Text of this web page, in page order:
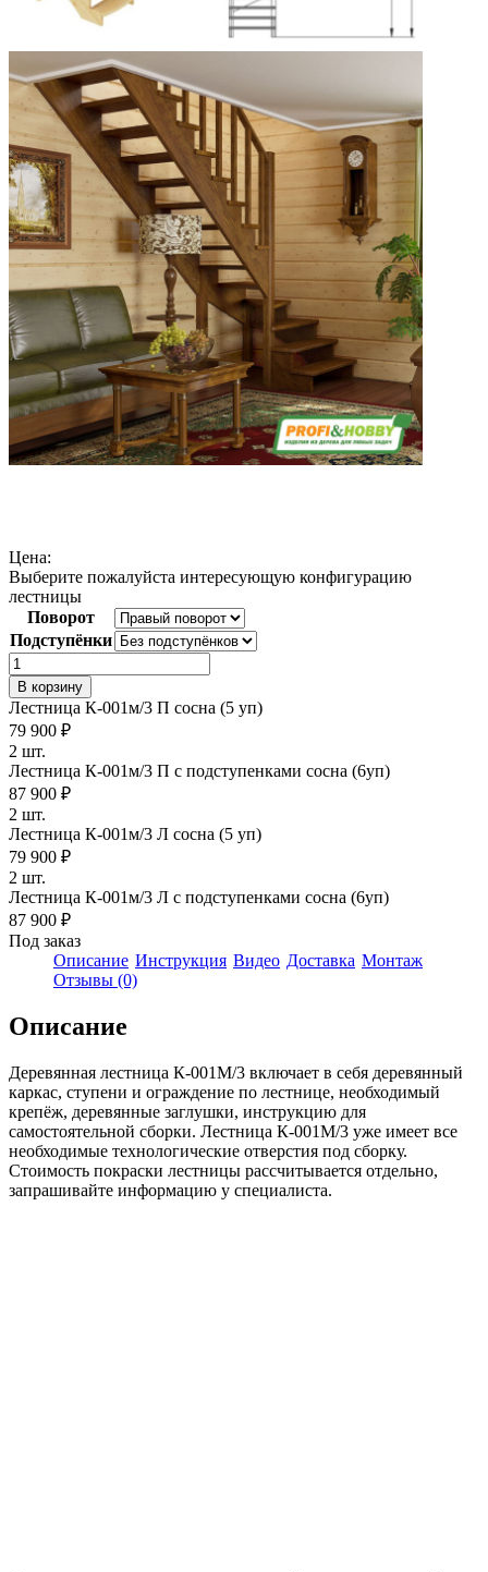
Цена:
Выберите пожалуйста интересующую конфигурацию
лестницы
Поворот
Подступёнки
Количество
товара
Деревянная
лестница
К-001М3
В корзину
Лестница К-001м/3 П сосна (5 уп)
79 900 ₽
2 шт.
Лестница К-001м/3 П c подступенками сосна (6уп)
87 900 ₽
2 шт.
Лестница К-001м/3 Л сосна (5 уп)
79 900 ₽
2 шт.
Лестница К-001м/3 Л c подступенками сосна (6уп)
87 900 ₽
Под заказ
Описание Инструкция Видео Доставка Монтаж
Отзывы (0)
Описание
Деревянная лестница К-001М/3 включает в себя деревянный
каркас, ступени и ограждение по лестнице, необходимый
крепёж, деревянные заглушки, инструкцию для
самостоятельной сборки. Лестница К-001М/3 уже имеет все
необходимые технологические отверстия под сборку.
Стоимость покраски лестницы рассчитывается отдельно,
запрашивайте информацию у специалиста.